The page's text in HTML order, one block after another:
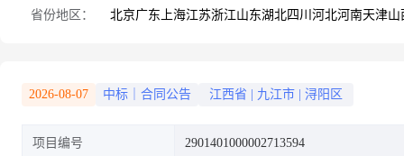
省份地区： 北京广东 上海江苏浙江山东湖北四川 河北河南天津山
2026-08-07 中标｜合同公告 江西省 九江市 浔阳区
项目编号 2901401000002713594